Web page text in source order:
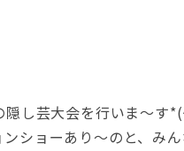
隠し芸大会を行いま～す
ショーあり～のと、み